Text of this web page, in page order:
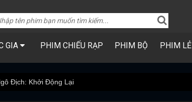
GIA PHIM CHIẾU RẠP PHIM BỘ PHIM LẺ
Địch: Khởi Động Lại